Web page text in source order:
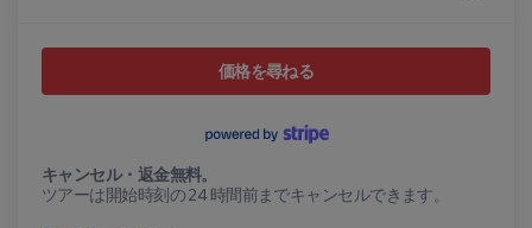
価格を尋ねる
キャンセル・返金無料。
ツアーは開始時刻の 24 時間前までキャンセルできます。